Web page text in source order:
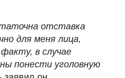
отставка
для меня лица,
в случае
понести уголовную